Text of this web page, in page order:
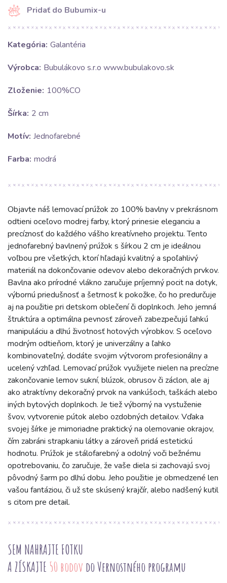
Pridať do Bubumix-u
Kategória: Galantéria
Výrobca: Bubulákovo s.r.o www.bubulakovo.sk
Zloženie: 100%CO
Šírka: 2 cm
Motív: Jednofarebné
Farba: modrá
Objavte náš lemovací prúžok zo 100% bavlny v prekrásnom
odtieni oceľovo modrej farby, ktorý prinesie eleganciu a
precíznosť do každého vášho kreatívneho projektu. Tento
jednofarebný bavlnený prúžok s šírkou 2 cm je ideálnou
voľbou pre všetkých, ktorí hľadajú kvalitný a spoľahlivý
materiál na dokončovanie odevov alebo dekoračných prvkov.
Bavlna ako prírodné vlákno zaručuje príjemný pocit na dotyk,
výbornú priedušnosť a šetrnosť k pokožke, čo ho predurčuje
aj na použitie pri detskom oblečení či doplnkoch. Jeho jemná
štruktúra a optimálna pevnosť zároveň zabezpečujú ľahkú
manipuláciu a dlhú životnosť hotových výrobkov. S oceľovo
modrým odtieňom, ktorý je univerzálny a ľahko
kombinovateľný, dodáte svojim výtvorom profesionálny a
ucelený vzhľad. Lemovací prúžok využijete nielen na precízne
zakončovanie lemov sukní, blúzok, obrusov či záclon, ale aj
ako atraktívny dekoračný prvok na vankúšoch, taškách alebo
iných bytových doplnkoch. Je tiež výborný na vystuženie
švov, vytvorenie pútok alebo ozdobných detailov. Vďaka
svojej šírke je mimoriadne praktický na olemovanie okrajov,
čím zabráni strapkaniu látky a zároveň pridá estetickú
hodnotu. Prúžok je stálofarebný a odolný voči bežnému
opotrebovaniu, čo zaručuje, že vaše diela si zachovajú svoj
pôvodný šarm po dlhú dobu. Jeho použitie je obmedzené len
vašou fantáziou, či už ste skúsený krajčír, alebo nadšený kutil
s citom pre detail.
SEM NAHRAJTE FOTKU
A ZÍSKAJTE 50 bodov do Vernostného programu